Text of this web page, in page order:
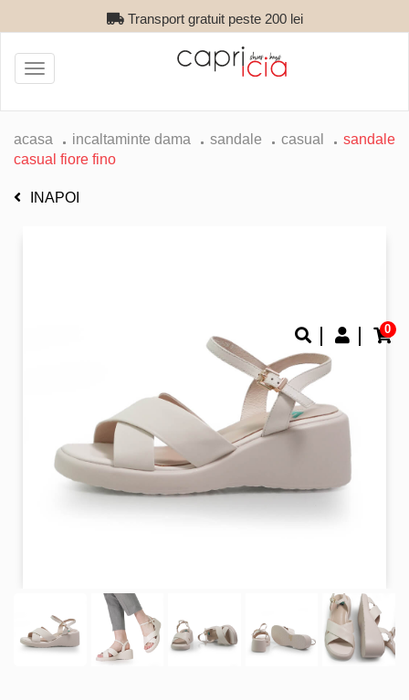
Transport gratuit peste 200 lei
0
Toggle
navigation
acasa incaltaminte dama sandale casual
sandale
casual fiore fino
INAPOI